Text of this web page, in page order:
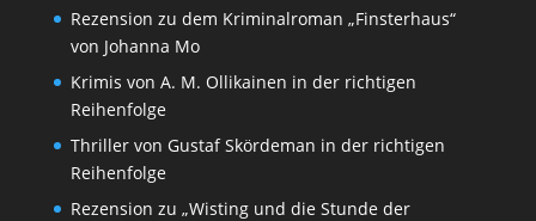
Rezension zu dem Kriminalroman „Finsterhaus“
von Johanna Mo
Krimis von A. M. Ollikainen in der richtigen
Reihenfolge
Thriller von Gustaf Skördeman in der richtigen
Reihenfolge
Rezension zu „Wisting und die Stunde der